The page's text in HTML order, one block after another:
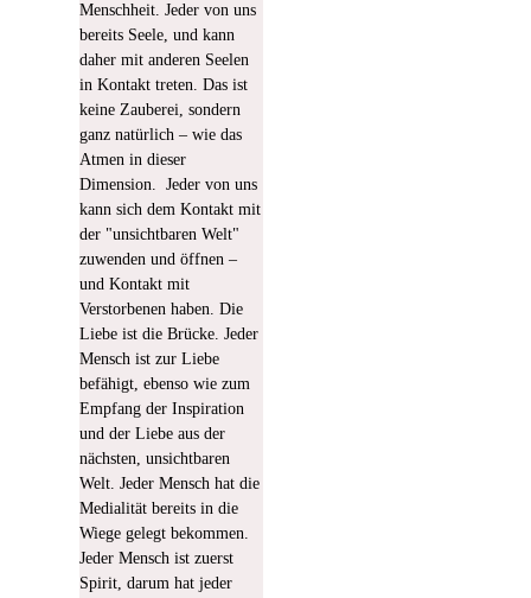
Menschheit. Jeder von uns
bereits Seele, und kann
daher mit anderen Seelen
in Kontakt treten. Das ist
keine Zauberei, sondern
ganz natürlich – wie das
Atmen in dieser
Dimension. Jeder von uns
kann sich dem Kontakt mit
der "unsichtbaren Welt"
zuwenden und öffnen –
und Kontakt mit
Verstorbenen haben. Die
Liebe ist die Brücke. Jeder
Mensch ist zur Liebe
befähigt, ebenso wie zum
Empfang der Inspiration
und der Liebe aus der
nächsten, unsichtbaren
Welt. Jeder Mensch hat die
Medialität bereits in die
Wiege gelegt bekommen.
Jeder Mensch ist zuerst
Spirit, darum hat jeder